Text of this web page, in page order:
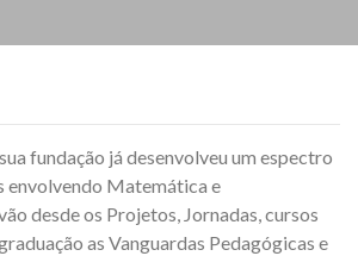
fundação já desenvolveu um espectro
envolvendo Matemática e
desde os Projetos, Jornadas, cursos
as Vanguardas Pedagógicas e